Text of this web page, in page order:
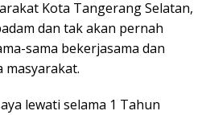
Kota Tangerang Selatan,
dan tak akan pernah
sama bekerjasama dan
masyarakat.
lewati selama 1 Tahun